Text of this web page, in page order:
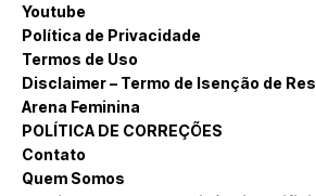
Youtube
Política de Privacidade
Termos de Uso
Disclaimer – Termo de Isenção de
Arena Feminina
POLÍTICA DE CORREÇÕES
Contato
Quem Somos